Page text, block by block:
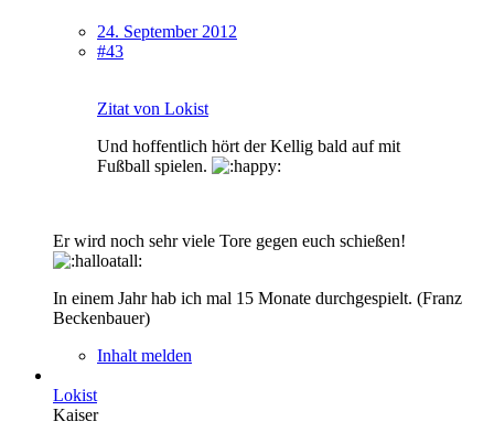
24. September 2012
#43
Zitat von Lokist
Und hoffentlich hört der Kellig bald auf mit
Fußball spielen.
Er wird noch sehr viele Tore gegen euch schießen!
In einem Jahr hab ich mal 15 Monate durchgespielt. (Franz
Beckenbauer)
Inhalt melden
Lokist
Kaiser